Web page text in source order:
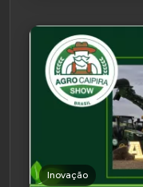
Inovação